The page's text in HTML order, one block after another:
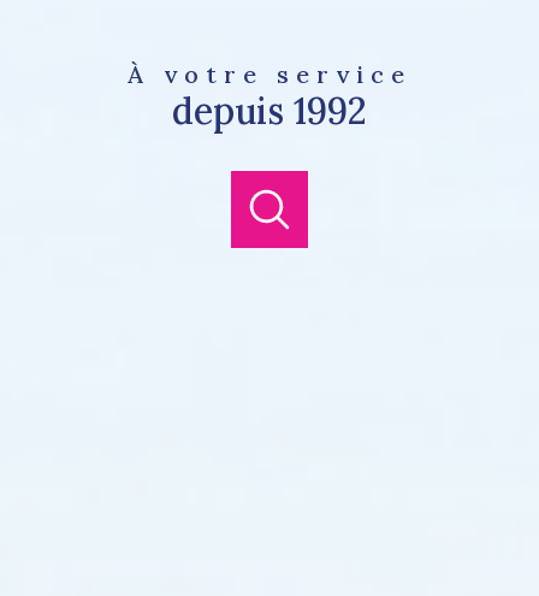
À votre service
depuis 1992